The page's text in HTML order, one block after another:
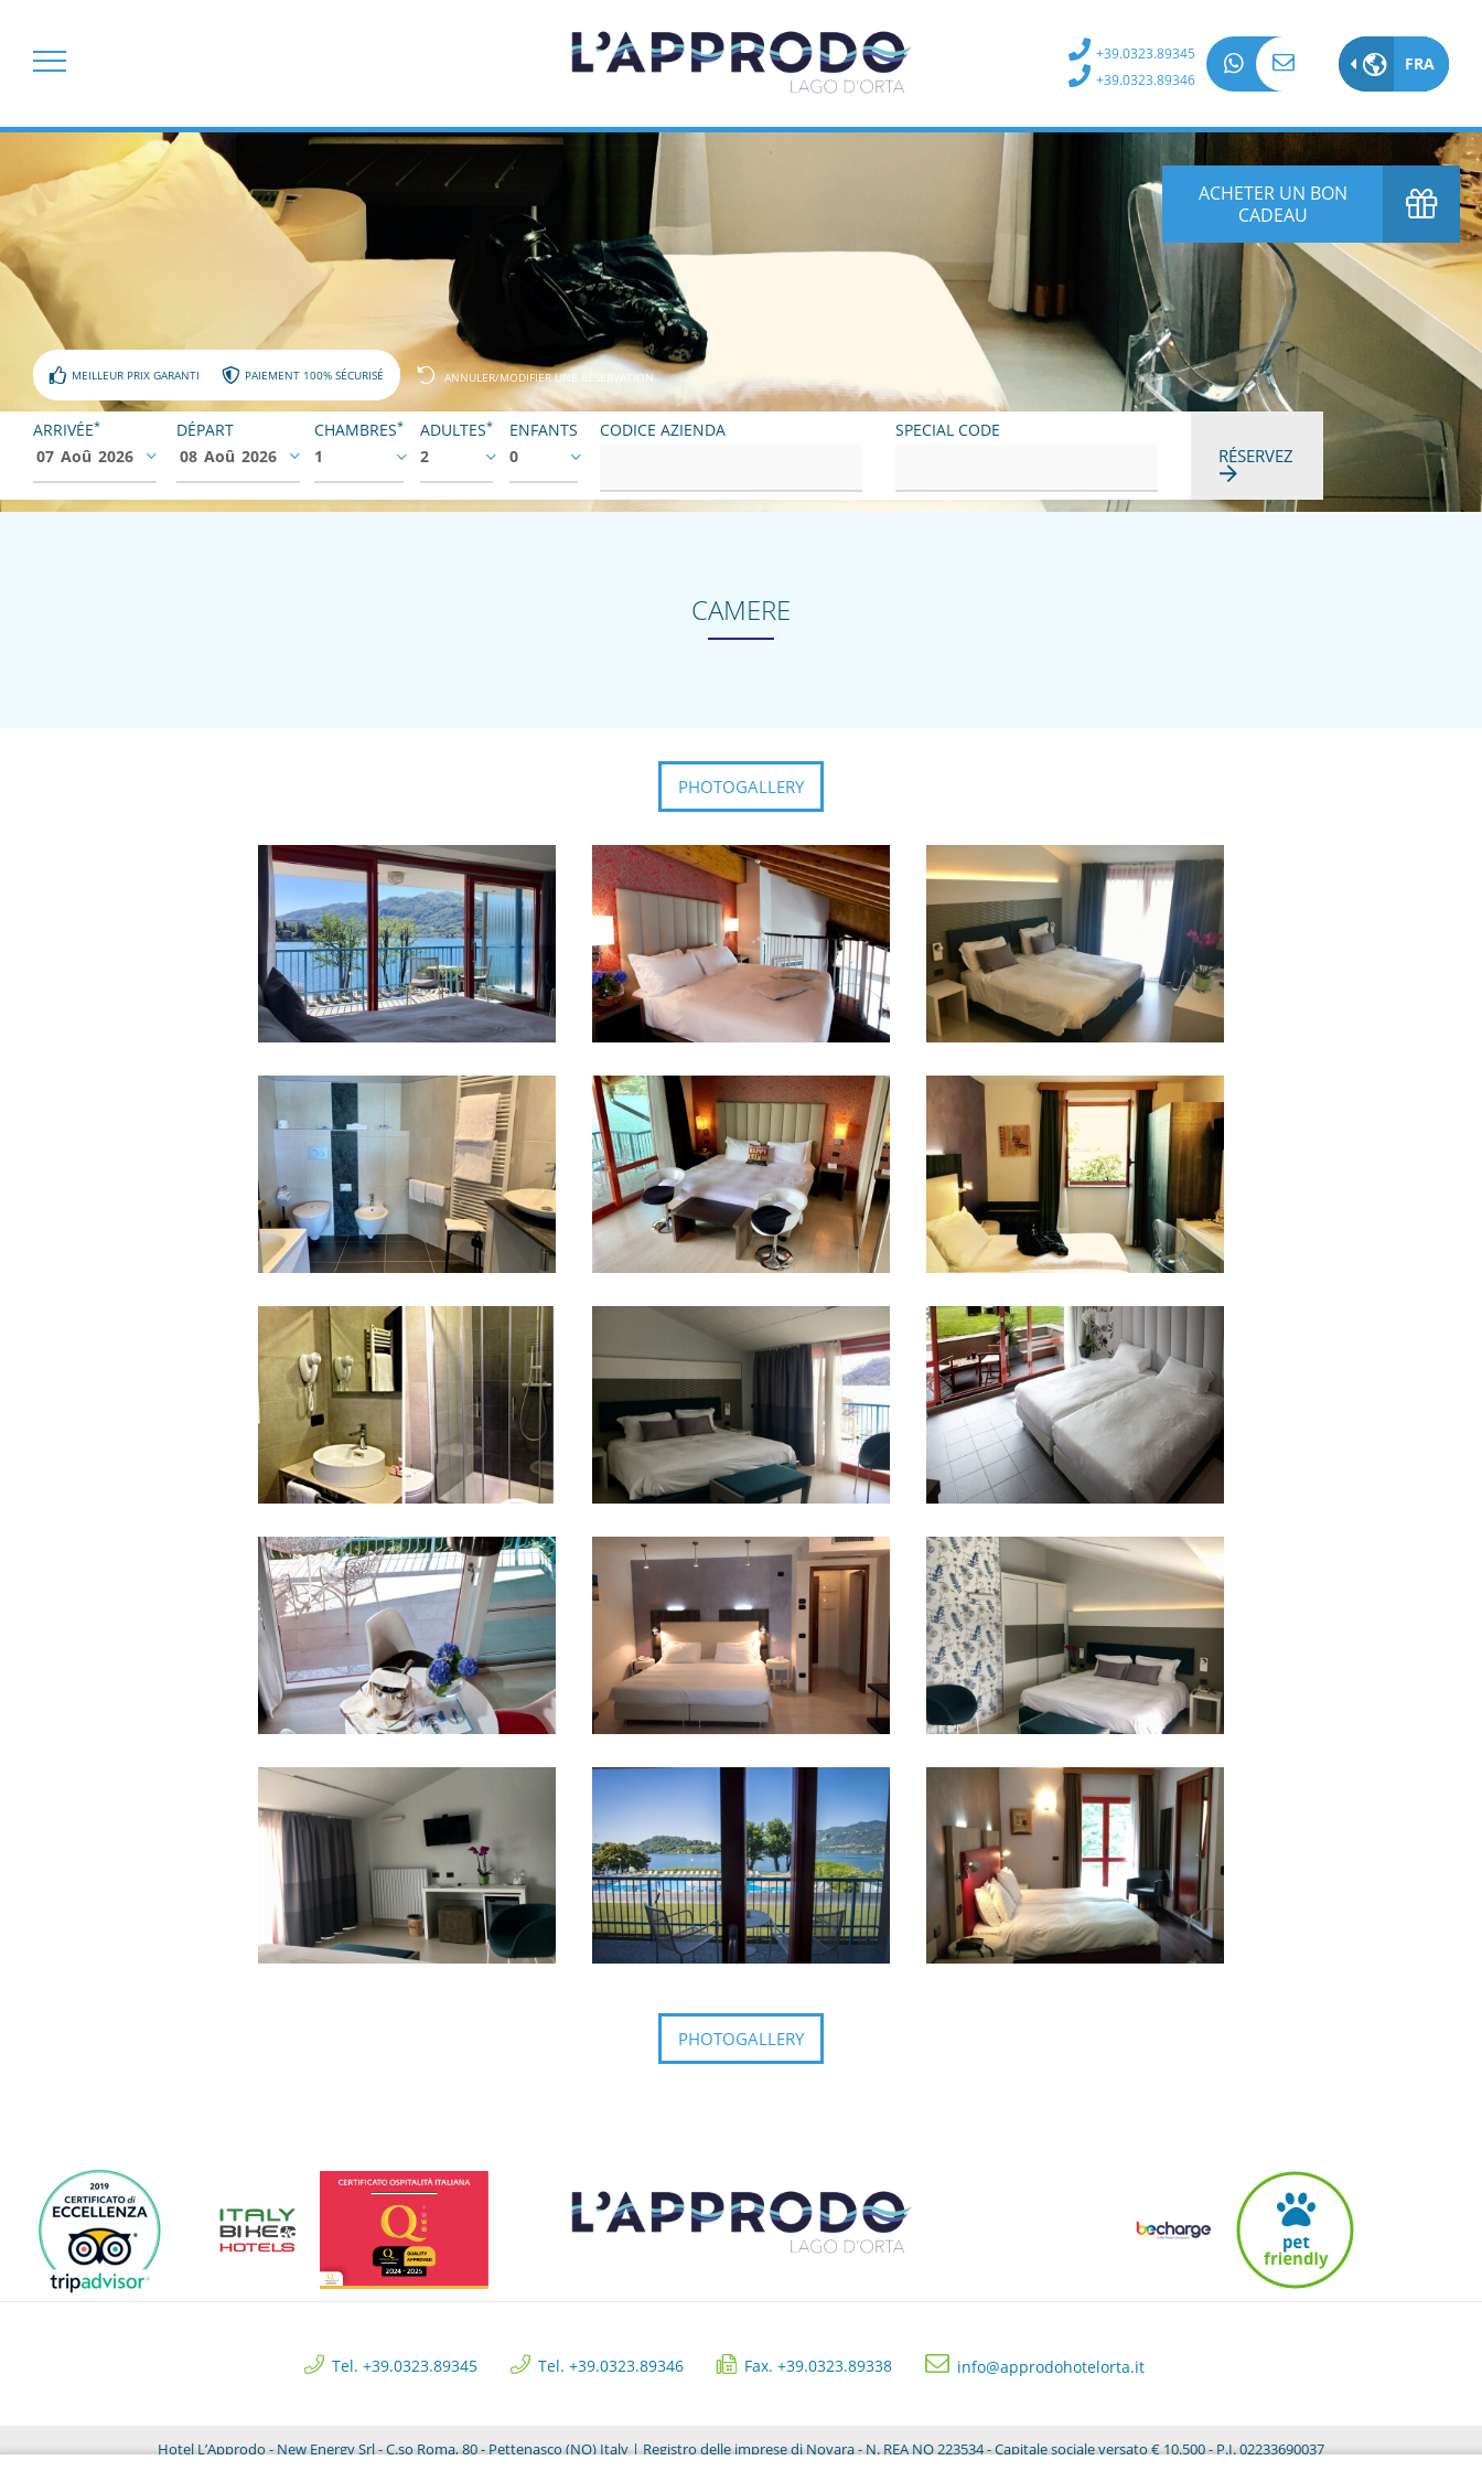
+39.0323.89345
+39.0323.89346
FRA
MEILLEUR PRIX GARANTI PAIEMENT 100% SÉCURISÉ ANNULER/MODIFIER UNE RÉSERVATION
ARRIVÉE*
07 Aoû 2026
DÉPART
08 Aoû 2026
CHAMBRES*
1
ADULTES*
2
ENFANTS
0
CODICE AZIENDA SPECIAL CODE
CAMERE
PHOTOGALLERY
PHOTOGALLERY
Tel. +39.0323.89345 Tel. +39.0323.89346 Fax. +39.0323.89338 info@approdohotelorta.it
Hotel L’Approdo - New Energy Srl - C.so Roma, 80 - Pettenasco (NO) Italy | Registro delle imprese di Novara - N. REA NO 223534 - Capitale sociale versato € 10.500 - P.I. 02233690037
ACHETER UN BON
CADEAU